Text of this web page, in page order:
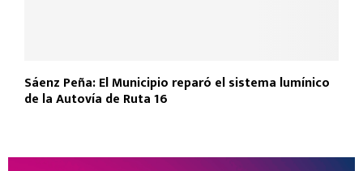
Sáenz Peña: El Municipio reparó el sistema lumínico
de la Autovía de Ruta 16